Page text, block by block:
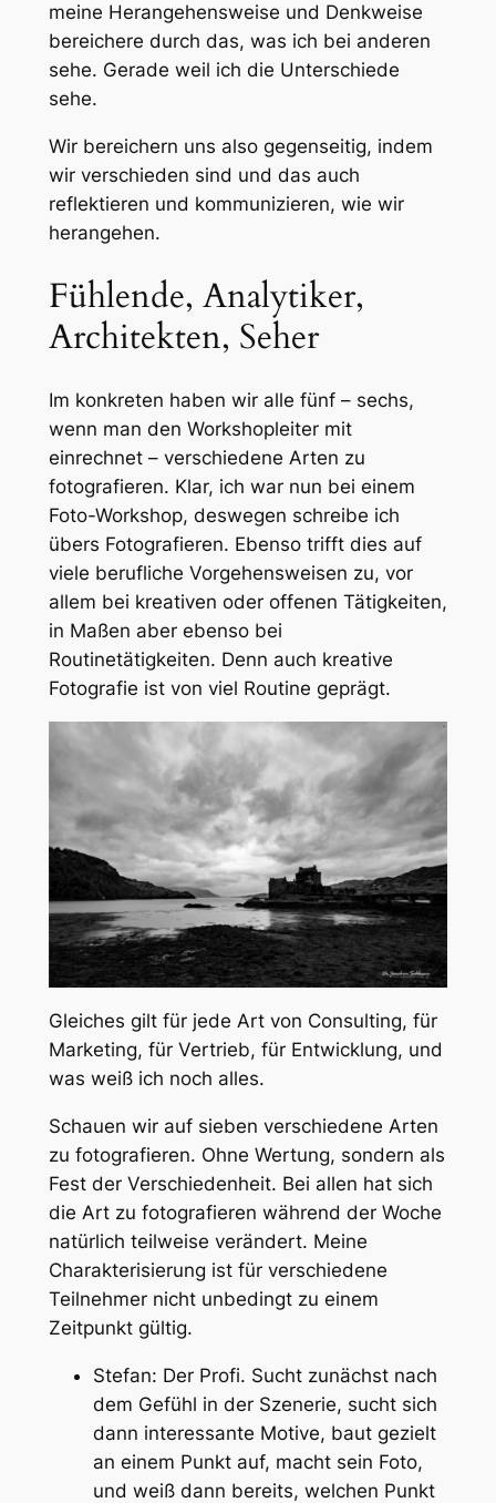
meine Herangehensweise und Denkweise
bereichere durch das, was ich bei anderen
sehe. Gerade weil ich die Unterschiede
sehe.
Wir bereichern uns also gegenseitig, indem
wir verschieden sind und das auch
reflektieren und kommunizieren, wie wir
herangehen.
Fühlende, Analytiker,
Architekten, Seher
Im konkreten haben wir alle fünf – sechs,
wenn man den Workshopleiter mit
einrechnet – verschiedene Arten zu
fotografieren. Klar, ich war nun bei einem
Foto-Workshop, deswegen schreibe ich
übers Fotografieren. Ebenso trifft dies auf
viele berufliche Vorgehensweisen zu, vor
allem bei kreativen oder offenen Tätigkeiten,
in Maßen aber ebenso bei
Routinetätigkeiten. Denn auch kreative
Fotografie ist von viel Routine geprägt.
Gleiches gilt für jede Art von Consulting, für
Marketing, für Vertrieb, für Entwicklung, und
was weiß ich noch alles.
Schauen wir auf sieben verschiedene Arten
zu fotografieren. Ohne Wertung, sondern als
Fest der Verschiedenheit. Bei allen hat sich
die Art zu fotografieren während der Woche
natürlich teilweise verändert. Meine
Charakterisierung ist für verschiedene
Teilnehmer nicht unbedingt zu einem
Zeitpunkt gültig.
Stefan: Der Profi. Sucht zunächst nach
dem Gefühl in der Szenerie, sucht sich
dann interessante Motive, baut gezielt
an einem Punkt auf, macht sein Foto,
und weiß dann bereits, welchen Punkt